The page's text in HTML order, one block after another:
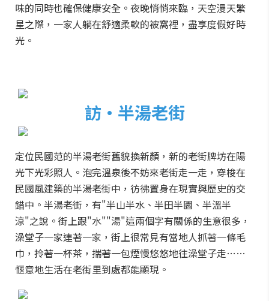
味的同時也確保健康安全。夜晚悄悄來臨，天空漫天繁
星之際，一家人躺在舒適柔軟的被窩裡，盡享度假好時
光。
訪·半湯老街
定位民國范的半湯老街舊貌換新顏，新的老街牌坊在陽
光下光彩照人。泡完溫泉後不妨來老街走一走，穿梭在
民國風建築的半湯老街中，彷彿置身在現實與歷史的交
錯中。半湯老街，有"半山半水、半田半園、半溫半
涼"之說。街上跟"水""湯"這兩個字有關係的生意很多，
澡堂子一家連著一家，街上很常見有當地人抓著一條毛
巾，拎著一杯茶，揣著一包煙慢悠悠地往澡堂子走……
愜意地生活在老街里到處都能顯現。